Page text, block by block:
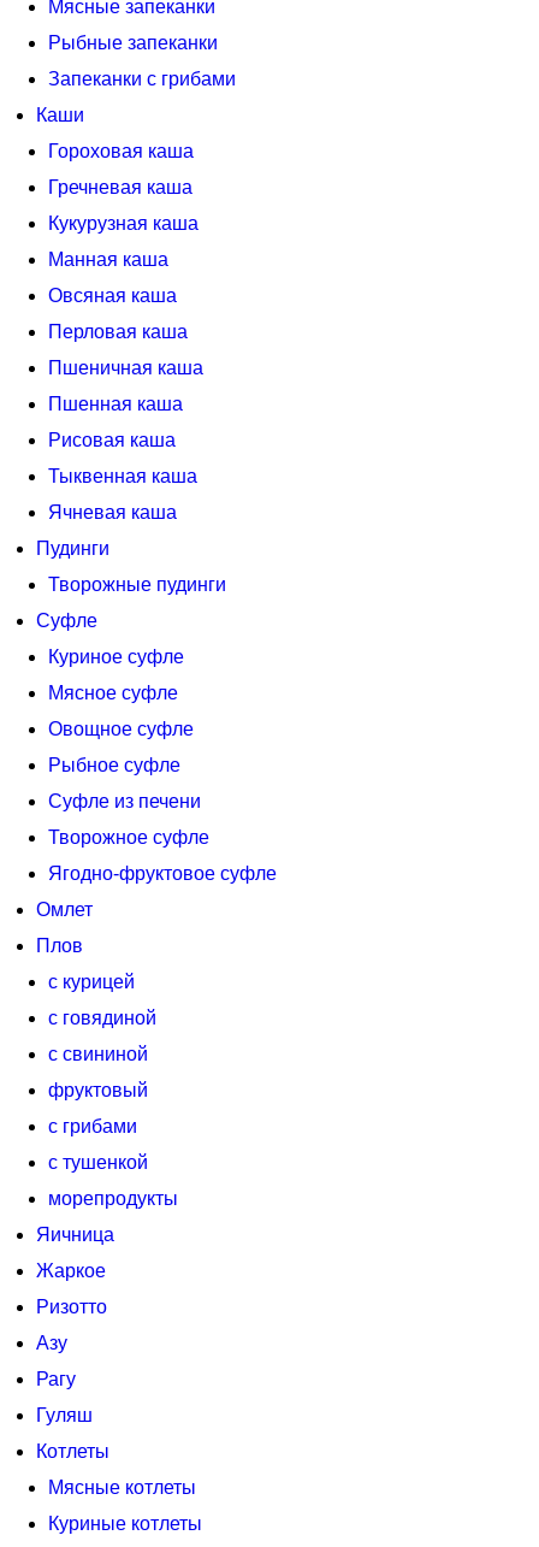
Мясные запеканки
Рыбные запеканки
Запеканки с грибами
Каши
Гороховая каша
Гречневая каша
Кукурузная каша
Манная каша
Овсяная каша
Перловая каша
Пшеничная каша
Пшенная каша
Рисовая каша
Тыквенная каша
Ячневая каша
Пудинги
Творожные пудинги
Суфле
Куриное суфле
Мясное суфле
Овощное суфле
Рыбное суфле
Суфле из печени
Творожное суфле
Ягодно-фруктовое суфле
Омлет
Плов
с курицей
с говядиной
с свининой
фруктовый
с грибами
с тушенкой
морепродукты
Яичница
Жаркое
Ризотто
Азу
Рагу
Гуляш
Котлеты
Мясные котлеты
Куриные котлеты